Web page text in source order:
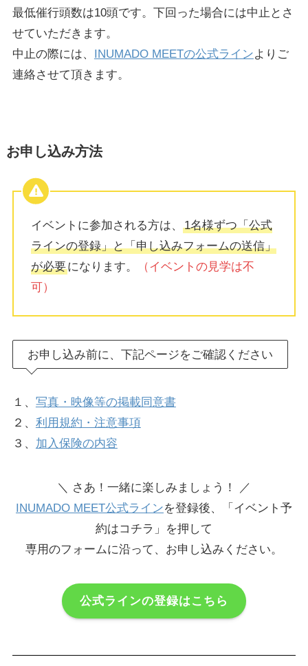
最低催行頭数は10頭です。下回った場合には中止とさ
せていただきます。
中止の際には、
INUMADO MEETの公式ラインよりご
連絡させて頂きます。
お申し込み方法
イベントに参加される方は、1名様ずつ「公式
ラインの登録」と「申し込みフォームの送信」
が必要になります。
（イベントの見学は不
可）
お申し込み前に、下記ページをご確認ください
１、 写真・映像等の掲載同意書
２、 利用規約・注意事項
３、 加入保険の内容
＼ さあ！一緒に楽しみましょう！ ／
INUMADO MEET公式ラインを登録後、「イベント予
約はコチラ」を押して
専用のフォームに沿って、お申し込みください。
公式ラインの登録はこちら